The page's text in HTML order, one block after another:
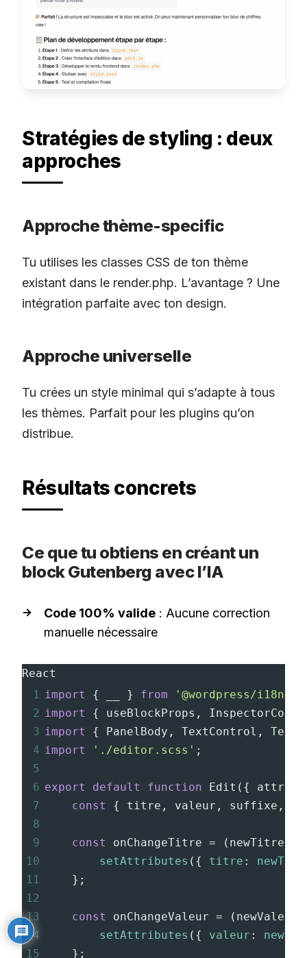
Stratégies de styling : deux
approches
Approche thème-specific
Tu utilises les classes CSS de ton thème
existant dans le render.php. L’avantage ? Une
intégration parfaite avec ton design.
Approche universelle
Tu crées un style minimal qui s’adapte à tous
les thèmes. Parfait pour les plugins qu’on
distribue.
Résultats concrets
Ce que tu obtiens en créant un
block Gutenberg avec l’IA
Code 100% valide : Aucune correction
manuelle nécessaire
React
1
import { } from '@wordpress/i18n'
2 import { useBlockProps ,
3 import { PanelBody , TextControl ,
4 import './editor.scss' ;
5
6 export default function Edit ({
7
const { titre , valeur , suffixe ,
8
9
const onChangeTitre = ( newTitre
10
setAttributes ({ titre :
11
};
12
13
const onChangeValeur = ( newValeur
14
setAttributes ({ valeur :
15
};